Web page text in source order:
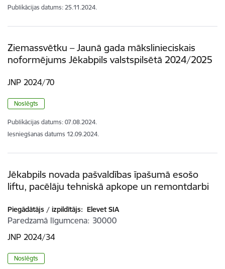
Publikācijas datums: 25.11.2024.
Ziemassvētku – Jaunā gada mākslinieciskais
noformējums Jēkabpils valstspilsētā 2024/2025
JNP 2024/70
Noslēgts
Publikācijas datums: 07.08.2024.
Iesniegšanas datums 12.09.2024.
Jēkabpils novada pašvaldības īpašumā esošo
liftu, pacēlāju tehniskā apkope un remontdarbi
Piegādātājs / izpildītājs: Elevet SIA
Paredzamā līgumcena 30000
JNP 2024/34
Noslēgts